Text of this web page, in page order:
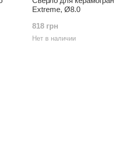
Extreme, Ø8.0
818 грн
Нет в наличии